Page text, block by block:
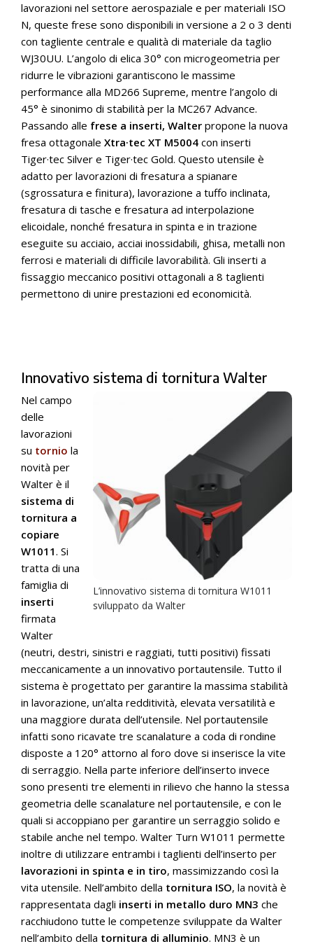
lavorazioni nel settore aerospaziale e per materiali ISO
N, queste frese sono disponibili in versione a 2 o 3 denti
con tagliente centrale e qualità di materiale da taglio
WJ30UU. L’angolo di elica 30° con microgeometria per
ridurre le vibrazioni garantiscono le massime
performance alla MD266 Supreme, mentre l’angolo di
45° è sinonimo di stabilità per la MC267 Advance.
Passando alle frese a inserti, Walter propone la nuova
fresa ottagonale Xtra·tec XT M5004 con inserti
Tiger·tec Silver e Tiger·tec Gold. Questo utensile è
adatto per lavorazioni di fresatura a spianare
(sgrossatura e finitura), lavorazione a tuffo inclinata,
fresatura di tasche e fresatura ad interpolazione
elicoidale, nonché fresatura in spinta e in trazione
eseguite su acciaio, acciai inossidabili, ghisa, metalli non
ferrosi e materiali di difficile lavorabilità. Gli inserti a
fissaggio meccanico positivi ottagonali a 8 taglienti
permettono di unire prestazioni ed economicità.
Innovativo sistema di tornitura Walter
L’innovativo sistema di tornitura W1011
sviluppato da Walter
Nel campo
delle
lavorazioni
su tornio la
novità per
Walter è il
sistema di
tornitura a
copiare
W1011. Si
tratta di una
famiglia di
inserti
firmata
Walter
(neutri, destri, sinistri e raggiati, tutti positivi) fissati
meccanicamente a un innovativo portautensile. Tutto il
sistema è progettato per garantire la massima stabilità
in lavorazione, un’alta redditività, elevata versatilità e
una maggiore durata dell’utensile. Nel portautensile
infatti sono ricavate tre scanalature a coda di rondine
disposte a 120° attorno al foro dove si inserisce la vite
di serraggio. Nella parte inferiore dell’inserto invece
sono presenti tre elementi in rilievo che hanno la stessa
geometria delle scanalature nel portautensile, e con le
quali si accoppiano per garantire un serraggio solido e
stabile anche nel tempo. Walter Turn W1011 permette
inoltre di utilizzare entrambi i taglienti dell’inserto per
lavorazioni in spinta e in tiro, massimizzando così la
vita utensile. Nell’ambito della tornitura ISO, la novità è
rappresentata dagli inserti in metallo duro MN3 che
racchiudono tutte le competenze sviluppate da Walter
nell’ambito della tornitura di alluminio. MN3 è un